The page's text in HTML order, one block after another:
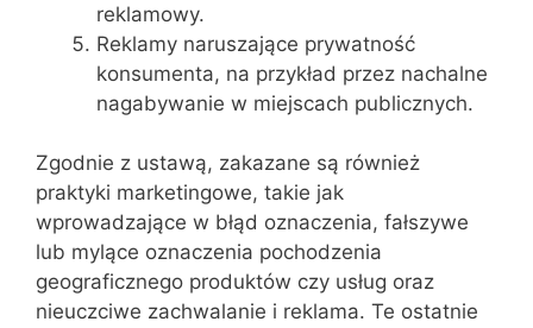
reklamowy.
Reklamy naruszające prywatność
konsumenta, na przykład przez nachalne
nagabywanie w miejscach publicznych.
Zgodnie z ustawą, zakazane są również
praktyki marketingowe, takie jak
wprowadzające w błąd oznaczenia, fałszywe
lub mylące oznaczenia pochodzenia
geograficznego produktów czy usług oraz
nieuczciwe zachwalanie i reklama. Te ostatnie